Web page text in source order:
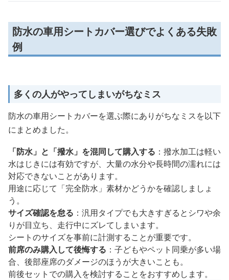
防水の車用シートカバー選びでよくある失敗
例
多くの人がやってしまいがちなミス
防水の車用シートカバーを選ぶ際にありがちなミスを以下
にまとめました。
「防水」と「撥水」を混同して購入する ：撥水加工は軽い
水はじきには有効ですが、大量の水分や長時間の濡れには
対応できないことがあります。
用途に応じて「完全防水」素材かどうかを確認しましょ
う。
サイズ確認を怠る ：汎用タイプでも大きすぎるとシワや余
りが目立ち、走行中にズレてしまいます。
シートのサイズを事前に計測することが重要です。
前席のみ購入して後悔する ：子どもやペット同乗が多い場
合、後部座席のダメージのほうが大きいことも。
前後セットでの購入を検討することをおすすめします。